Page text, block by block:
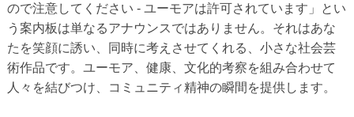
ので注意してください - ユーモアは許可されています」とい
う案内板は単なるアナウンスではありません。それはあな
たを笑顔に誘い、同時に考えさせてくれる、小さな社会芸
術作品です。ユーモア、健康、文化的考察を組み合わせて
人々を結びつけ、コミュニティ精神の瞬間を提供します。